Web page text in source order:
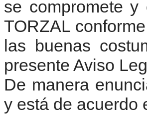
se compromete
TORZAL
las buenas
presente Aviso
De manera
y está de acuerdo